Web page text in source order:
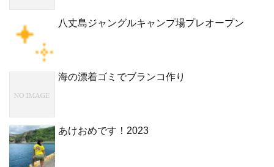
八丈島ジャングルキャンプ場プレオープン
海の漂着ゴミでブランコ作り
あけおめです！2023